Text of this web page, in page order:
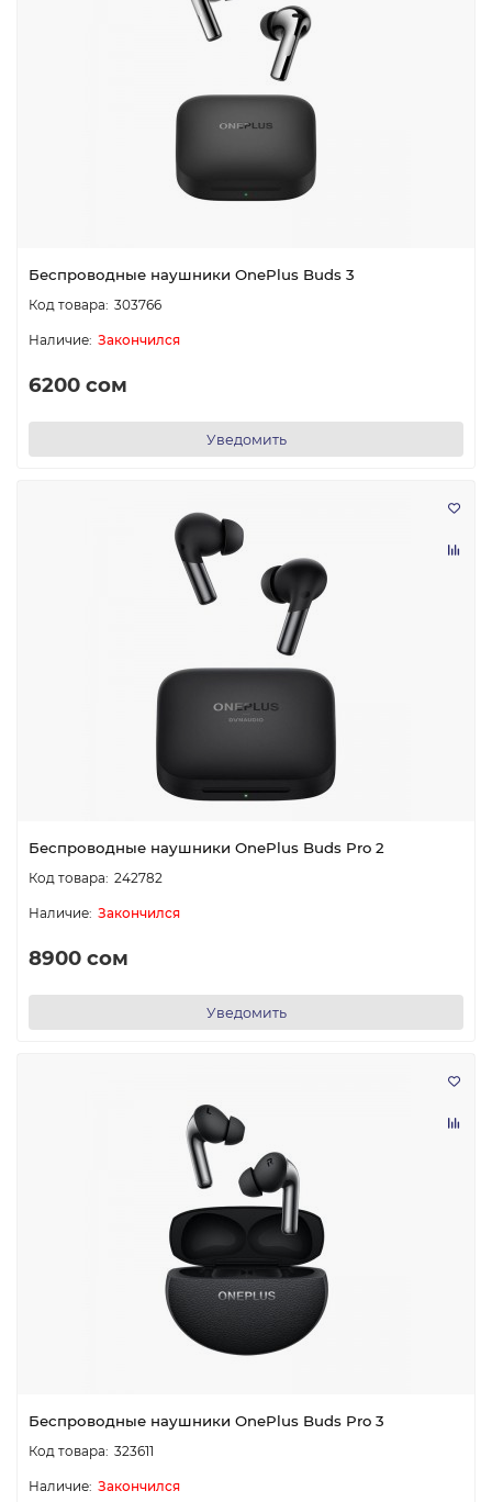
Беспроводные наушники OnePlus Buds 3
303766
Закончился
6200 сом
Уведомить
Беспроводные наушники OnePlus Buds Pro 2
242782
Закончился
8900 сом
Уведомить
Беспроводные наушники OnePlus Buds Pro 3
323611
Закончился